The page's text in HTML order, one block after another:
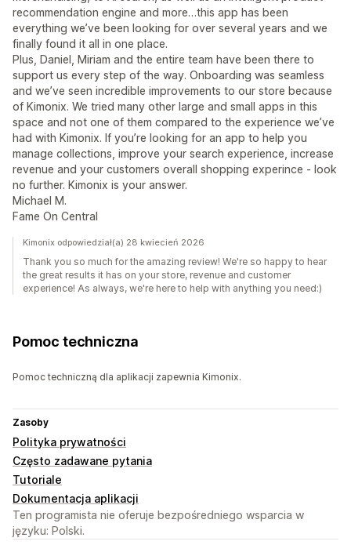
recommendation engine and more…this app has been
everything we’ve been looking for over several years and we
finally found it all in one place.
Plus, Daniel, Miriam and the entire team have been there to
support us every step of the way. Onboarding was seamless
and we’ve seen incredible improvements to our store because
of Kimonix. We tried many other large and small apps in this
space and not one of them compared to the experience we’ve
had with Kimonix. If you’re looking for an app to help you
manage collections, improve your search experience, increase
revenue and your customers overall shopping experince - look
no further. Kimonix is your answer.
Michael M.
Fame On Central
Kimonix odpowiedział(a) 28 kwiecień 2026
Thank you so much for the amazing review! We're so happy to hear
the great results it has on your store, revenue and customer
experience! As always, we're here to help with anything you need:)
Pomoc techniczna
Pomoc techniczną dla aplikacji zapewnia Kimonix.
Zasoby
Polityka prywatności
Często zadawane pytania
Tutoriale
Dokumentacja aplikacji
Ten programista nie oferuje bezpośredniego wsparcia w
języku: Polski.